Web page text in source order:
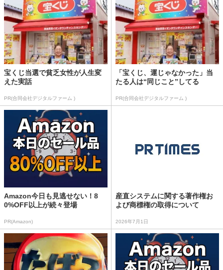
宝くじ当選で貧乏女性が人生変
えた実話
PR(合同会社デジタルファーム )
「宝くじ、運じゃなかった」当
たる人は“同じこと”してる
PR(合同会社デジタルファーム )
Amazon今日も見逃せない！8
0%OFF以上が続々登場
PR(Amazon)
産直システムに関する著作権お
よび商標権の取得について
2026年7月1日